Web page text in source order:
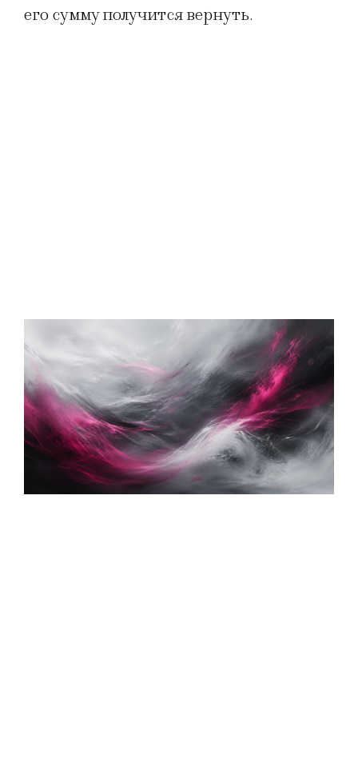
его сумму получится вернуть.